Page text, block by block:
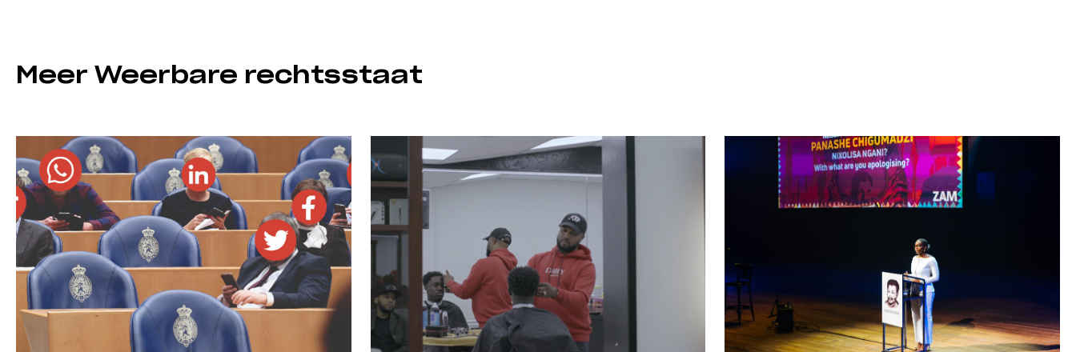
Meer Weerbare rechtsstaat